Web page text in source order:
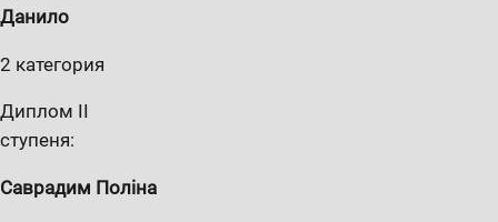
Данило
2 категория
Диплом II
ступеня:
Саврадим Поліна